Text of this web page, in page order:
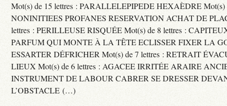
Mot(s) de 15 lettres : PARALLELEPIPEDE HEXAÈDRE Mot(s)
NONINITIEES PROFANES RESERVATION ACHAT DE
lettres : PERILLEUSE RISQUÉE Mot(s) de 8 lettres :
PARFUM QUI MONTE À LA TÊTE ECLISSER FIXER LA
ESSARTER DÉFRICHER Mot(s) de 7 lettres : RETRAIT
LIEUX Mot(s) de 6 lettres : AGACEE IRRITÉE ARAIRE
INSTRUMENT DE LABOUR CABRER SE DRESSER
L’OBSTACLE (…)